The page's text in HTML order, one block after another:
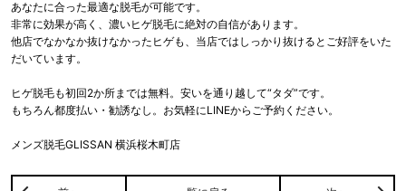
あなたに合った最適な脱毛が可能です。
非常に効果が高く、濃いヒゲ脱毛に絶対の自信があります。
他店でなかなか抜けなかったヒゲも、当店ではしっかり抜けるとご好評をいた
だいています。
ヒゲ脱毛も初回2か所までは無料。安いを通り越して“タダ”です。
もちろん都度払い・勧誘なし。お気軽にLINEからご予約ください。
メンズ脱毛GLISSAN 横浜桜木町店